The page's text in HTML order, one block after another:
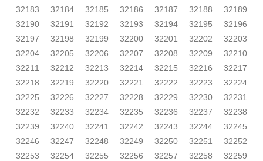
32183
32184 32185 32186 32187 32188
32189
32190
32191 32192 32193 32194 32195
32196
32197
32198 32199 32200 32201 32202
32203
32204
32205 32206 32207 32208 32209
32210
32211
32212 32213 32214 32215 32216
32217
32218
32219 32220 32221 32222 32223
32224
32225
32226 32227 32228 32229 32230
32231
32232
32233 32234 32235 32236 32237
32238
32239
32240 32241 32242 32243 32244
32245
32246
32247 32248 32249 32250 32251
32252
32253
32254 32255 32256 32257 32258
32259